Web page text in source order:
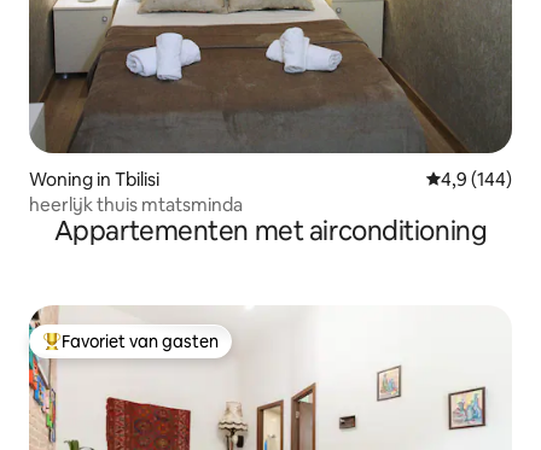
Woning in Tbilisi Gemiddelde
4,9 (144)
heerlijk thuis mtatsminda
Appartementen met airconditioning
Topfavoriet van gasten
Favoriet van gasten